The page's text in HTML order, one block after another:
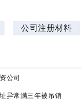
公司注册材料
公司
异常满三年被吊销